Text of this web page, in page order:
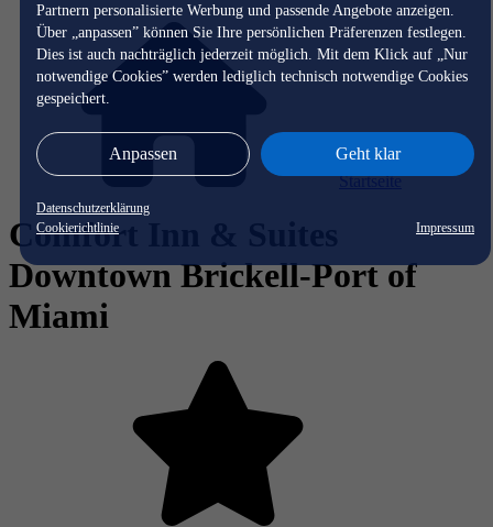
Partnern personalisierte Werbung und passende Angebote anzeigen.
Über „anpassen” können Sie Ihre persönlichen Präferenzen festlegen.
Dies ist auch nachträglich jederzeit möglich. Mit dem Klick auf „Nur
notwendige Cookies” werden lediglich technisch notwendige Cookies
gespeichert.
Anpassen Geht klar
Datenschutzerklärung
Cookierichtlinie
Impressum
Startseite
Comfort Inn & Suites
Downtown Brickell-Port of
Miami